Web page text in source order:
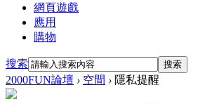
網頁遊戲
應用
購物
搜索 搜索
2000FUN論壇 › 空間 › 隱私提醒